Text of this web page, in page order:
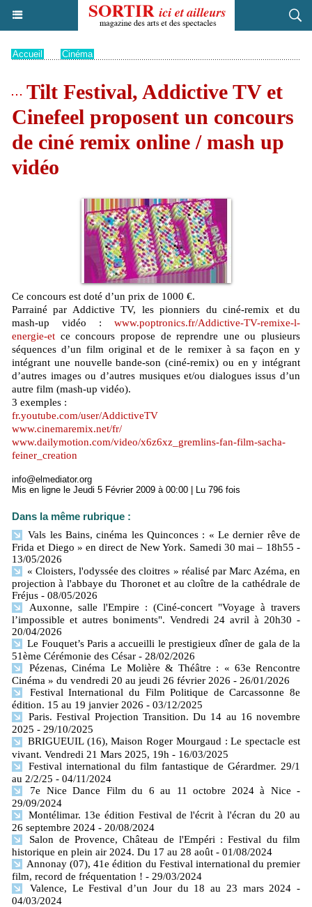
Accueil Cinéma
Tilt Festival, Addictive TV et
Cinefeel proposent un concours
de ciné remix online / mash up
vidéo
Ce concours est doté d’un prix de 1000 €.
Parrainé par Addictive TV, les pionniers du ciné-remix et du
mash-up vidéo : www.poptronics.fr/Addictive-TV-remixe-l-
energie-et ce concours propose de reprendre une ou plusieurs
séquences d’un film original et de le remixer à sa façon en y
intégrant une nouvelle bande-son (ciné-remix) ou en y intégrant
d’autres images ou d’autres musiques et/ou dialogues issus d’un
autre film (mash-up vidéo).
3 exemples :
fr.youtube.com/user/AddictiveTV
www.cinemaremix.net/fr/
www.dailymotion.com/video/x6z6xz_gremlins-fan-film-sacha-
feiner_creation
info@elmediator.org
Mis en ligne le Jeudi 5 Février 2009 à 00:00 | Lu 796 fois
Dans la même rubrique :
Vals les Bains, cinéma les Quinconces : « Le dernier rêve de
Frida et Diego » en direct de New York. Samedi 30 mai – 18h55 -
13/05/2026
« Cloisters, l'odyssée des cloitres » réalisé par Marc Azéma, en
projection à l'abbaye du Thoronet et au cloître de la cathédrale de
Fréjus - 08/05/2026
Auxonne, salle l'Empire : (Ciné-concert "Voyage à travers
l’impossible et autres boniments". Vendredi 24 avril à 20h30 -
20/04/2026
Le Fouquet’s Paris a accueilli le prestigieux dîner de gala de la
51ème Cérémonie des César - 28/02/2026
Pézenas, Cinéma Le Molière & Théâtre : « 63e Rencontre
Cinéma » du vendredi 20 au jeudi 26 février 2026 - 26/01/2026
Festival International du Film Politique de Carcassonne 8e
édition. 15 au 19 janvier 2026 - 03/12/2025
Paris. Festival Projection Transition. Du 14 au 16 novembre
2025 - 29/10/2025
BRIGUEUIL (16), Maison Roger Mourgaud : Le spectacle est
vivant. Vendredi 21 Mars 2025, 19h - 16/03/2025
Festival international du film fantastique de Gérardmer. 29/1
au 2/2/25 - 04/11/2024
7e Nice Dance Film du 6 au 11 octobre 2024 à Nice -
29/09/2024
Montélimar. 13e édition Festival de l'écrit à l'écran du 20 au
26 septembre 2024 - 20/08/2024
Salon de Provence, Château de l'Empéri : Festival du film
historique en plein air 2024. Du 17 au 28 août - 01/08/2024
Annonay (07), 41e édition du Festival international du premier
film, record de fréquentation ! - 29/03/2024
Valence, Le Festival d’un Jour du 18 au 23 mars 2024 -
04/03/2024